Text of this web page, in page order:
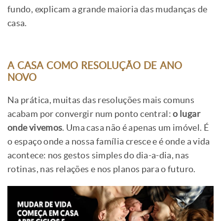
fundo, explicam a grande maioria das mudanças de
casa.
A CASA COMO RESOLUÇÃO DE ANO
NOVO
Na prática, muitas das resoluções mais comuns
acabam por convergir num ponto central:o lugar
onde vivemos. Uma casa não é apenas um imóvel. É
o espaço onde a nossa família cresce e é onde a vida
acontece: nos gestos simples do dia-a-dia, nas
rotinas, nas relações e nos planos para o futuro.